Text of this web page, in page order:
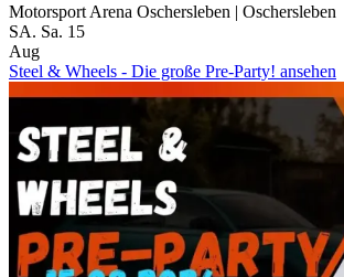
Motorsport Arena Oschersleben | Oschersleben
SA. Sa. 15
Aug
Steel & Wheels - Die große Pre-Party! ansehen